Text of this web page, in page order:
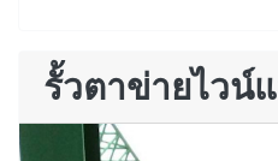
รั้วตาข่ายไวน์